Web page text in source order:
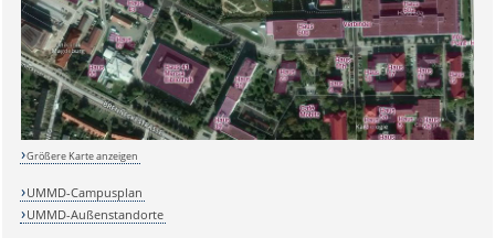
Sicherheitsabfrage:
Größere Karte anzeigen
UMMD-Campusplan
UMMD-Außenstandorte